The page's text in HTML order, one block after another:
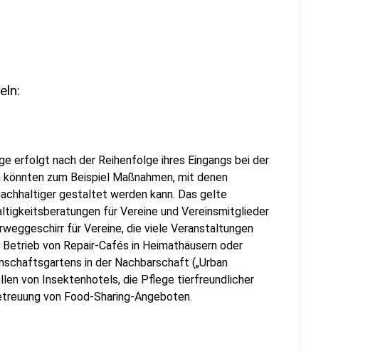
erfolgt nach der Reihenfolge ihres Eingangs bei der
zum Beispiel Maßnahmen, mit denen
gestaltet werden kann. Das gelte
für Vereine und Vereinsmitglieder
für Vereine, die viele Veranstaltungen
von Repair-Cafés in Heimathäusern oder
in der Nachbarschaft („Urban
von Insektenhotels, die Pflege tierfreundlicher
von Food-Sharing-Angeboten.